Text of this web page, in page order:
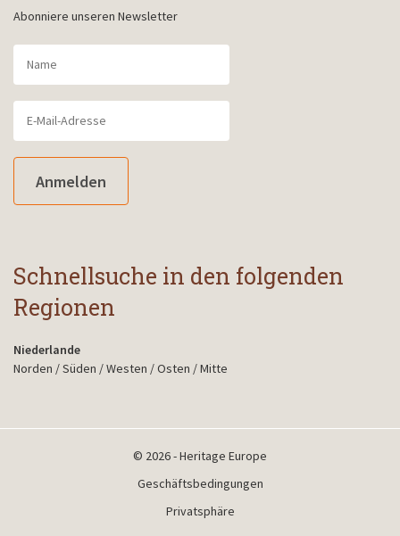
Abonniere unseren Newsletter
Anmelden
Schnellsuche in den folgenden
Regionen
Niederlande
Norden /Süden /Westen /Osten /Mitte
© 2026 - Heritage Europe
Geschäftsbedingungen
Privatsphäre